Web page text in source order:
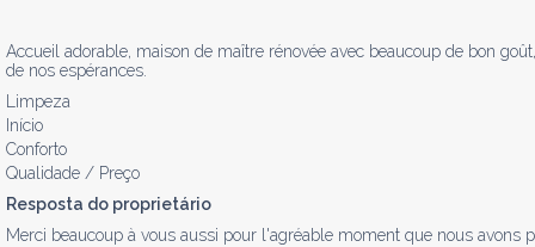
Accueil adorable, maison de maître rénovée avec beaucoup de bon
de nos espérances.
Limpeza
Início
Conforto
Qualidade / Preço
Resposta do proprietário
Merci beaucoup à vous aussi pour l'agréable moment que nous avons